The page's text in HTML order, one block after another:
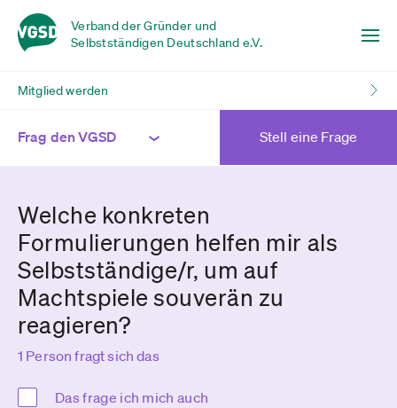
Verband der Gründer und
Selbstständigen Deutschland e.V.
Mitglied werden
Frag den VGSD Stell eine Frage
Welche konkreten
Formulierungen helfen mir als
Selbstständige/r, um auf
Machtspiele souverän zu
reagieren?
1 Person fragt sich das
Das frage ich mich auch